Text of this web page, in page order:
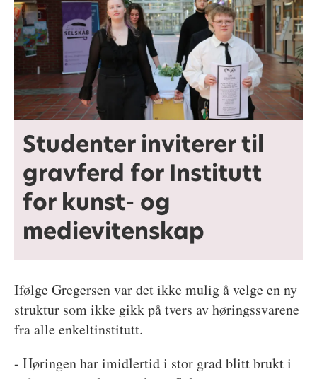
Studenter inviterer til
gravferd for Institutt
for kunst- og
medievitenskap
Ifølge Gregersen var det ikke mulig å velge en ny
struktur som ikke gikk på tvers av høringssvarene
fra alle enkeltinstitutt.
- Høringen har imidlertid i stor grad blitt brukt i